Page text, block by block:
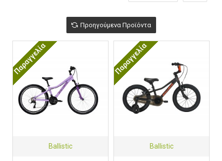
Προηγούμενα Προϊόντα
Παραγγελία
Ballistic
Παραγγελία
Ballistic